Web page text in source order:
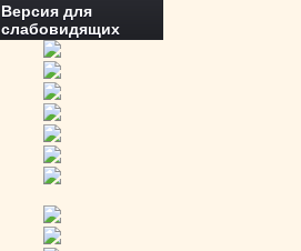
Версия для
слабовидящих